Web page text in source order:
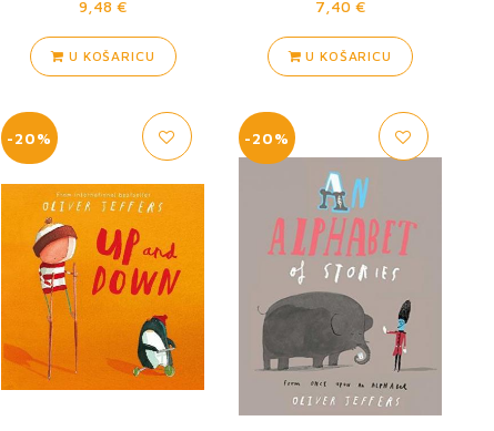
9,48 €
U KOŠARICU
7,40 €
U KOŠARICU
-20% -20%